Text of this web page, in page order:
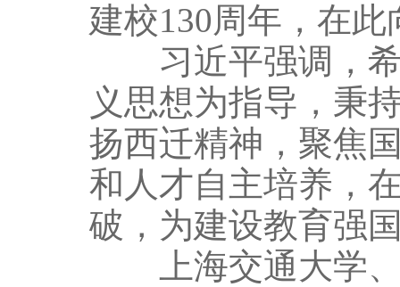
建校130周年，在
习近平强调，希
义思想为指导，秉
扬西迁精神，聚焦
和人才自主培养，
破，为建设教育强
上海交通大学、